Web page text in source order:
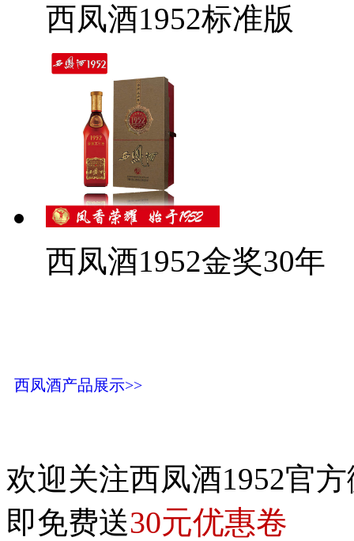
西凤酒1952标准版
西凤酒1952金奖30年
西凤酒产品展示>>
欢迎关注西凤酒1952官
即免费送30元优惠卷